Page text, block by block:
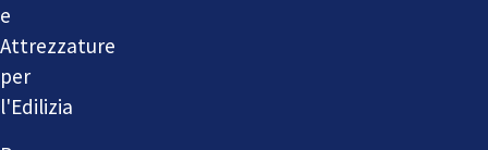
e
Attrezzature
per
l'Edilizia